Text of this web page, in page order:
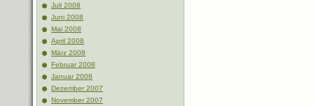
Juli 2008
Juni 2008
Mai 2008
April 2008
März 2008
Februar 2008
Januar 2008
Dezember 2007
November 2007